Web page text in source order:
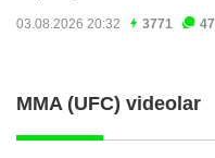
03.08.2026 20:32 3771 47
MMA (UFC) videolar